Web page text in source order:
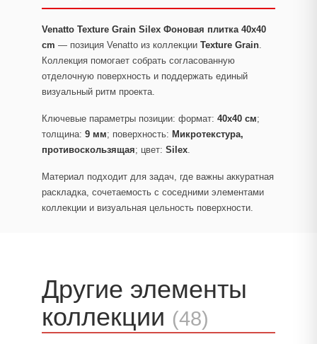
Venatto Texture Grain Silex Фоновая плитка 40x40
cm — позиция Venatto из коллекции Texture Grain.
Коллекция помогает собрать согласованную
отделочную поверхность и поддержать единый
визуальный ритм проекта.
Ключевые параметры позиции: формат: 40x40 см;
толщина: 9 мм; поверхность: Микротекстура,
противоскользящая; цвет: Silex.
Материал подходит для задач, где важны аккуратная
раскладка, сочетаемость с соседними элементами
коллекции и визуальная цельность поверхности.
Другие элементы
коллекции (48)